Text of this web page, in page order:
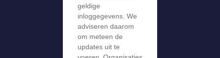
geldige
inloggegevens. We
adviseren daarom
om meteen de
updates uit te